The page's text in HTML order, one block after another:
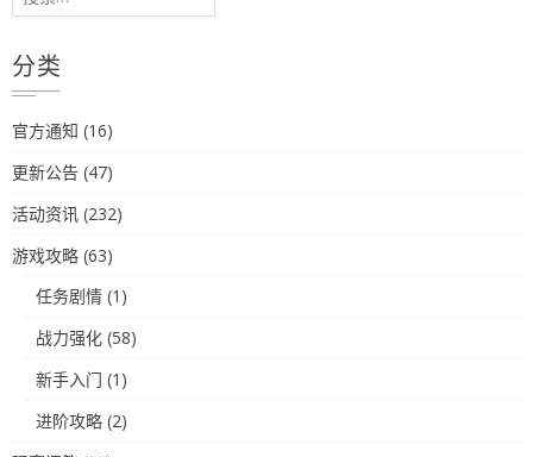
索：
分类
官方通知 (16)
更新公告 (47)
活动资讯 (232)
游戏攻略 (63)
任务剧情 (1)
战力强化 (58)
新手入门 (1)
进阶攻略 (2)